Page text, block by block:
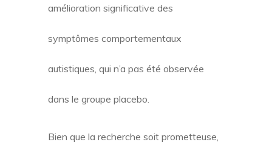
amélioration significative des
symptômes comportementaux
autistiques, qui n’a pas été observée
dans le groupe placebo.
Bien que la recherche soit prometteuse,